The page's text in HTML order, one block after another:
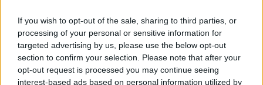
If you wish to opt-out of the sale, sharing to third parties, or
processing of your personal or sensitive information for
targeted advertising by us, please use the below opt-out
section to confirm your selection. Please note that after your
opt-out request is processed you may continue seeing
interest-based ads based on personal information utilized by
στελέχη και υπηρεσιακούς παράγοντες.
Οι αποζημιώσεις και η οικονομική ασφυξία
Σημαντικό μέρος της συζήτησης αφιερώθηκε στις